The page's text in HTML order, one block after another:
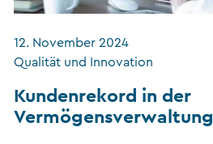
12. November 2024
Qualität und Innovation
Kundenrekord in der
Vermögensverwaltung